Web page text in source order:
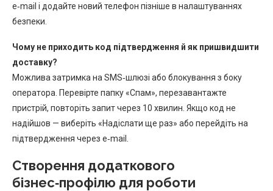
e‑mail і додайте новий телефон пізніше в налаштуваннях
безпеки.
Чому не приходить код підтвердження й як пришвидшити
доставку?
Можлива затримка на SMS‑шлюзі або блокування з боку
оператора. Перевірте папку «Спам», перезавантажте
пристрій, повторіть запит через 10 хвилин. Якщо код не
надійшов — виберіть «Надіслати ще раз» або перейдіть на
підтвердження через e‑mail.
Створення додаткового
бізнес‑профілю для роботи